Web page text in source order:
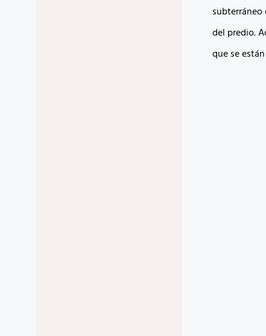
del predio.
que se